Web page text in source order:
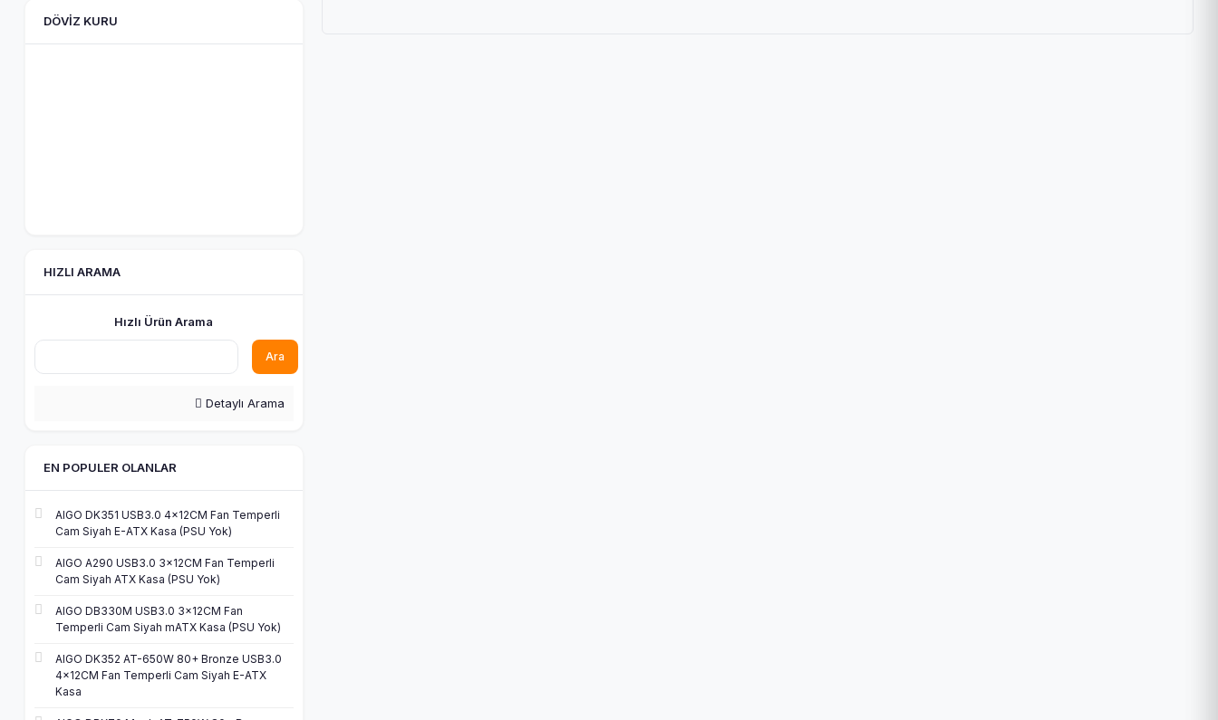
DÖVIZ KURU
HIZLI ARAMA
Hızlı Ürün Arama
Ara
Detaylı Arama
EN POPULER OLANLAR
AIGO DK351 USB3.0 4×12CM Fan Temperli
Cam Siyah E-ATX Kasa (PSU Yok)
AIGO A290 USB3.0 3×12CM Fan Temperli
Cam Siyah ATX Kasa (PSU Yok)
AIGO DB330M USB3.0 3×12CM Fan
Temperli Cam Siyah mATX Kasa (PSU Yok)
AIGO DK352 AT-650W 80+ Bronze USB3.0
4×12CM Fan Temperli Cam Siyah E-ATX
Kasa